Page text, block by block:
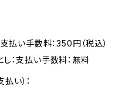
払い手数料：350円（税込）
：支払い手数料：無料
い）：